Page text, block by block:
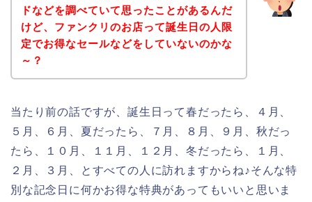
ドなどを調べていて思ったことがあるんだ
けど、ファンクリのお店って誕生日の人限
定でお得なセールなどをしていないのかな
～？
当たり前の話ですが、誕生日って春だったら、４月、
５月、６月、夏だったら、７月、８月、９月、秋だっ
たら、１０月、１１月、１２月、冬だったら、１月、
２月、３月、とすべての人に訪れますからね♪そんな特
別な記念日に何かお得な特典があってもいいと思いま